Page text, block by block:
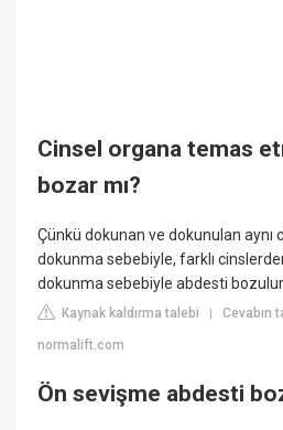
Cinsel organa temas
bozar mı?
Çünkü dokunan ve dokunulan aynı
dokunma sebebiyle, farklı
dokunma sebebiyle abdesti bozulur.
Kaynak kaldırma talebi |Cevabın
normalift.com
Ön sevişme abdesti